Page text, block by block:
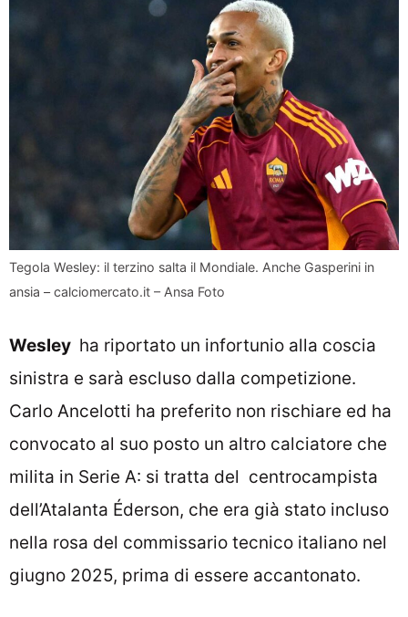
Tegola Wesley: il terzino salta il Mondiale. Anche Gasperini in
ansia – calciomercato.it – Ansa Foto
Wesley ha riportato un infortunio alla coscia
sinistra e sarà escluso dalla competizione.
Carlo Ancelotti ha preferito non rischiare ed ha
convocato al suo posto un altro calciatore che
milita in Serie A: si tratta del centrocampista
dell’Atalanta Éderson, che era già stato incluso
nella rosa del commissario tecnico italiano nel
giugno 2025, prima di essere accantonato.